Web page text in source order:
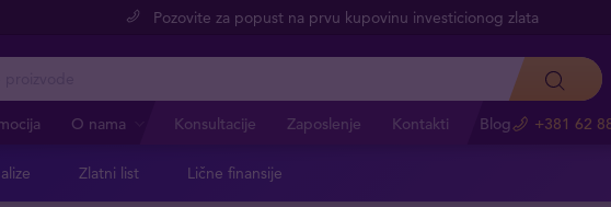
Pozovite za popust na prvu kupovinu investicionog zlata
O nama Konsultacije Zaposlenje Kontakti Blog +381 62
Zlatni list Lične finansije